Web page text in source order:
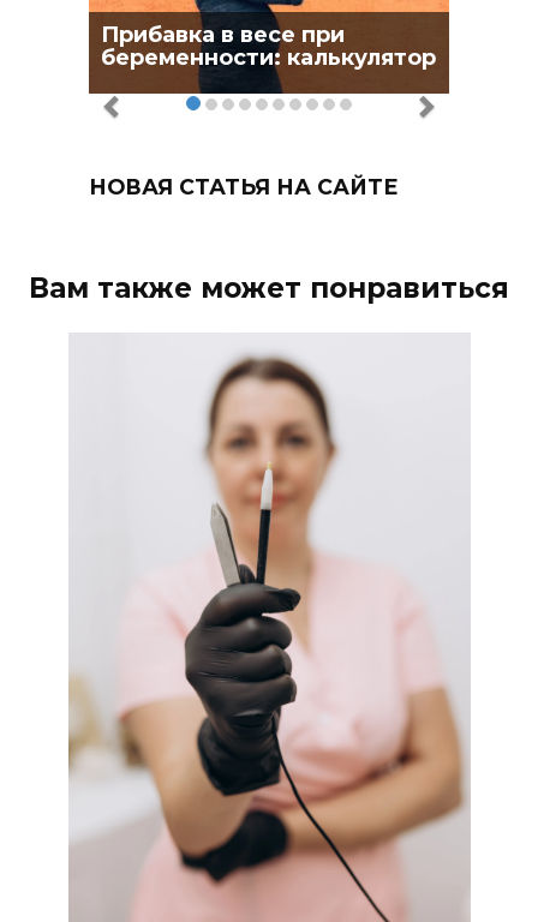
Прибавка в весе при
беременности: калькулятор
НОВАЯ СТАТЬЯ НА САЙТЕ
Вам также может понравиться